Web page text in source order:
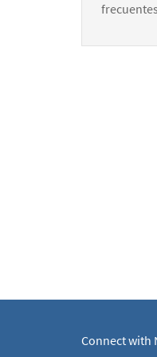
Connect with